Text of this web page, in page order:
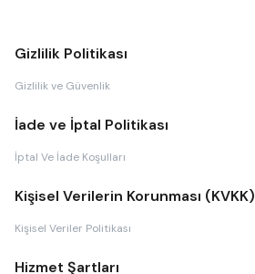
Gizlilik Politikası
Gizlilik ve Güvenlik
İade ve İptal Politikası
İptal Ve İade Koşulları
Kişisel Verilerin Korunması (KVKK)
Kişisel Veriler Politikası
Hizmet Şartları